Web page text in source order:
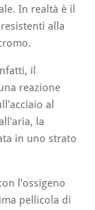
In realtà è il
alla
il
reazione
al
la
in uno strato
l'ossigeno
pellicola di